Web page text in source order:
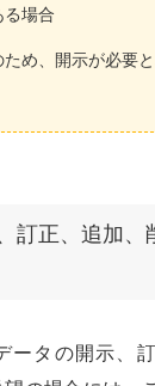
る場合
め、開示が必要
訂正、追加、
ータの開示、